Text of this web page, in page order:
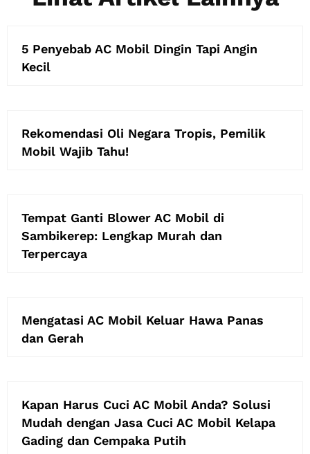
5 Penyebab AC Mobil Dingin Tapi Angin
Kecil
Rekomendasi Oli Negara Tropis, Pemilik
Mobil Wajib Tahu!
Tempat Ganti Blower AC Mobil di
Sambikerep: Lengkap Murah dan
Terpercaya
Mengatasi AC Mobil Keluar Hawa Panas
dan Gerah
Kapan Harus Cuci AC Mobil Anda? Solusi
Mudah dengan Jasa Cuci AC Mobil Kelapa
Gading dan Cempaka Putih